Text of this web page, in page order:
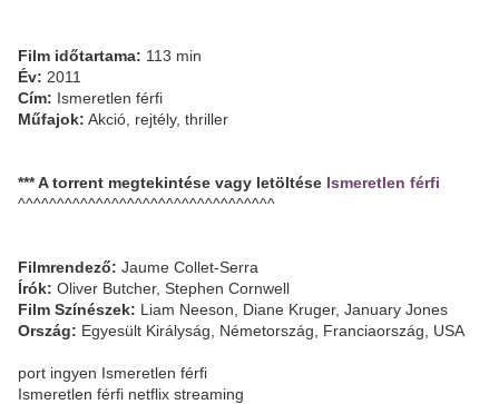
Film időtartama: 113 min
Év: 2011
Cím: Ismeretlen férfi
Műfajok: Akció, rejtély, thriller
*** A torrent megtekintése vagy letöltése Ismeretlen férfi
^^^^^^^^^^^^^^^^^^^^^^^^^^^^^^^^^
Filmrendező: Jaume Collet-Serra
Írók: Oliver Butcher, Stephen Cornwell
Film Színészek: Liam Neeson, Diane Kruger, January Jones
Ország: Egyesült Királyság, Németország, Franciaország, USA
port ingyen Ismeretlen férfi
Ismeretlen férfi netflix streaming